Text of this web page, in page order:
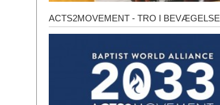
Acts2Movement
ACTS2MOVEMENT - TRO I BEVÆGELSE